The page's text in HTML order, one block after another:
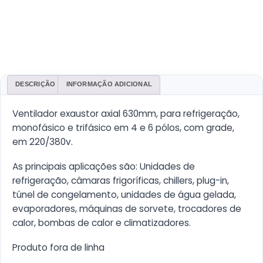
DESCRIÇÃO INFORMAÇÃO ADICIONAL
Ventilador exaustor axial 630mm, para refrigeração,
monofásico e trifásico em 4 e 6 pólos, com grade,
em 220/380v.
As principais aplicações são: Unidades de
refrigeração, câmaras frigoríficas, chillers, plug-in,
túnel de congelamento, unidades de água gelada,
evaporadores, máquinas de sorvete, trocadores de
calor, bombas de calor e climatizadores.
Produto fora de linha